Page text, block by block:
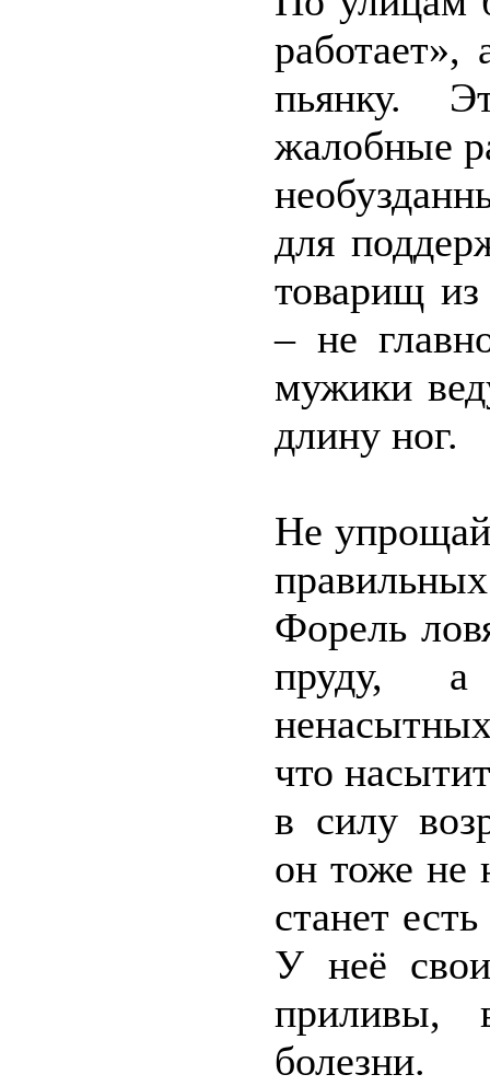
работает»,
пьянку.
жалобные
для
товарищ
– не
мужики
длину ног.
Не
Форель
пруду,
что
в силу
он тоже не
станет
У неё
приливы,
болезни.